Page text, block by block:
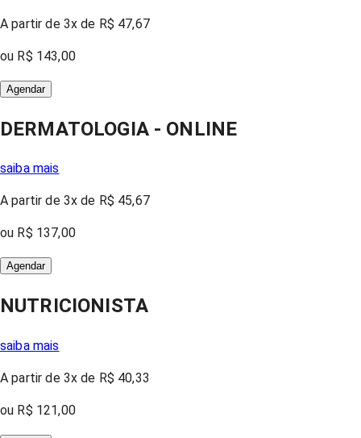
A partir de 3x de R$ 47,67
ou R$ 143,00
Agendar
DERMATOLOGIA - ONLINE
saiba mais
A partir de 3x de R$ 45,67
ou R$ 137,00
Agendar
NUTRICIONISTA
saiba mais
A partir de 3x de R$ 40,33
ou R$ 121,00